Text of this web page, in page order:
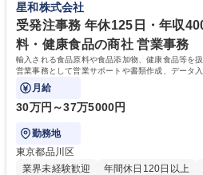
業務全般 募集職種 【東京／文京区】公益財団法人の総務人事業務／年間
休日125日
星和株式会社
受発注事務 年休125日・年収
料・健康食品の商社 営業事務
輸入される食品原料や食品添加物、健康食品等を
営業事務として営業サポートや書類作成、データ
す。
月給
30万円～37万5000円
勤務地
東京都品川区
業界未経験歓迎
年間休日120日以上